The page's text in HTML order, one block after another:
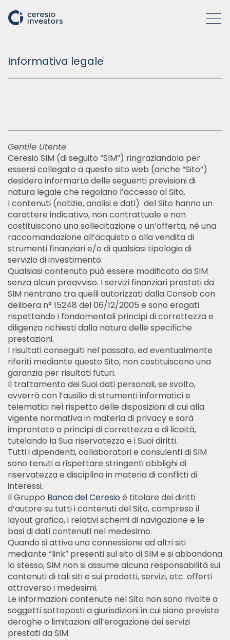
CHI SIAMO
ATTIVITÀ
COME OPERIAMO
INSIGHTS
Italiano English
Informativa legale
Gentile Utente
Ceresio SIM (di seguito “SIM”) ringraziandola per
essersi collegato a questo sito web (anche “Sito”)
desidera informarLa delle seguenti previsioni di
natura legale che regolano l’accesso al Sito.
I contenuti (notizie, analisi e dati) del Sito hanno un
carattere indicativo, non contrattuale e non
costituiscono una sollecitazione o un’offerta, nè una
raccomandazione all’acquisto o alla vendita di
strumenti finanziari e/o di qualsiasi tipologia di
servizio di investimento.
Qualsiasi contenuto può essere modificato da SIM
senza alcun preavviso. I servizi finanziari prestati da
SIM rientrano tra quelli autorizzati dalla Consob con
delibera n° 15248 del 06/12/2005 e sono erogati
rispettando i fondamentali principi di correttezza e
diligenza richiesti dalla natura delle specifiche
prestazioni.
I risultati conseguiti nel passato, ed eventualmente
riferiti mediante questo Sito, non costituiscono una
garanzia per risultati futuri.
Il trattamento dei Suoi dati personali, se svolto,
avverrà con l’ausilio di strumenti informatici e
telematici nel rispetto delle disposizioni di cui alla
vigente normativa in materia di privacy e sarà
improntato a principi di correttezza e di liceità,
tutelando la Sua riservatezza e i Suoi diritti.
Tutti i dipendenti, collaboratori e consulenti di SIM
sono tenuti a rispettare stringenti obblighi di
riservatezza e disciplina in materia di conflitti di
interessi.
Il Gruppo Banca del Ceresioé titolare dei diritti
d’autore su tutti i contenuti del Sito, compreso il
layout grafico, i relativi schemi di navigazione e le
basi di dati contenuti nel medesimo.
Quando si attiva una connessione ad altri siti
mediante “link” presenti sul sito di SIM e si abbandona
lo stesso, SIM non si assume alcuna responsabilità sui
contenuti di tali siti e sui prodotti, servizi, etc. offerti
attraverso i medesimi.
Le informazioni contenute nel Sito non sono rivolte a
soggetti sottoposti a giurisdizioni in cui siano previste
deroghe o limitazioni all’erogazione dei servizi
prestati da SIM.